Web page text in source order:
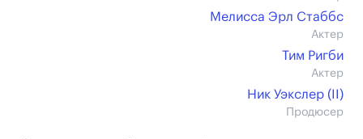
Мелисса Эрл Стаббс
Актер
Тим Ригби
Актер
Ник Уэкслер (II)
Продюсер